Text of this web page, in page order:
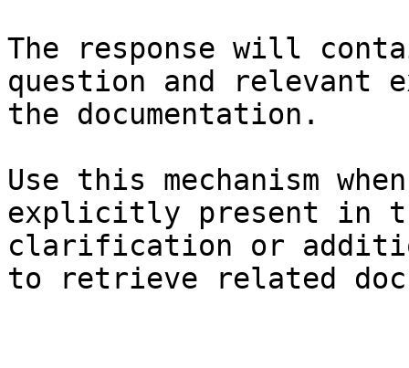
The response will
question and relevant
the documentation.
Use this mechanism
explicitly present in
clarification or